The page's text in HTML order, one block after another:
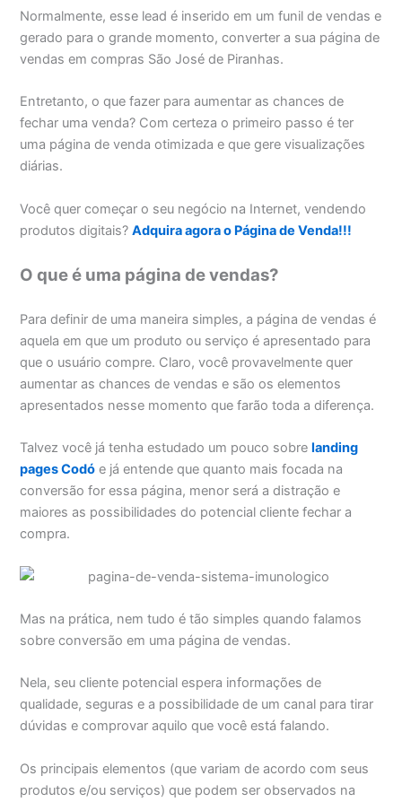
Normalmente, esse lead é inserido em um funil de vendas e
gerado para o grande momento, converter a sua página de
vendas em compras São José de Piranhas.
Entretanto, o que fazer para aumentar as chances de
fechar uma venda? Com certeza o primeiro passo é ter
uma página de venda otimizada e que gere visualizações
diárias.
Você quer começar o seu negócio na Internet, vendendo
produtos digitais?Adquira agora o Página de Venda!!!
O que é uma página de vendas?
Para definir de uma maneira simples, a página de vendas é
aquela em que um produto ou serviço é apresentado para
que o usuário compre. Claro, você provavelmente quer
aumentar as chances de vendas e são os elementos
apresentados nesse momento que farão toda a diferença.
Talvez você já tenha estudado um pouco sobre landing
pages Codó e já entende que quanto mais focada na
conversão for essa página, menor será a distração e
maiores as possibilidades do potencial cliente fechar a
compra.
Mas na prática, nem tudo é tão simples quando falamos
sobre conversão em uma página de vendas.
Nela, seu cliente potencial espera informações de
qualidade, seguras e a possibilidade de um canal para tirar
dúvidas e comprovar aquilo que você está falando.
Os principais elementos (que variam de acordo com seus
produtos e/ou serviços) que podem ser observados na